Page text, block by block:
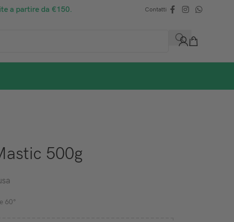
a partire da €150. Contatti
500g
60°